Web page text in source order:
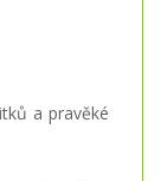
a pravěké